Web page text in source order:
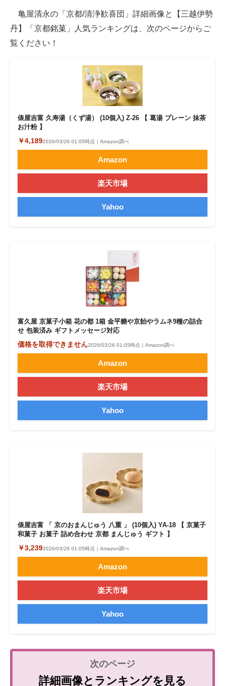
亀屋清永の「京都/清浄歓喜団」詳細画像と【三越伊勢
丹】「京都銘菓」人気ランキングは、次のページからご
覧ください！
俵屋吉富 久寿湯（くず湯） (10個入) Z-26 【 葛湯 プレーン 抹茶
お汁粉 】
￥4,1892026/03/26 01:05時点｜Amazon調べ
Amazon
楽天市場
Yahoo
富久屋 京菓子小箱 花の都 1箱 金平糖や京飴やラムネ9種の詰合
せ 包装済み ギフトメッセージ対応
価格を取得できません2026/03/26 01:05時点｜Amazon調べ
Amazon
楽天市場
Yahoo
俵屋吉富 「 京のおまんじゅう 八重 」 (10個入) YA-18 【 京菓子
和菓子 お菓子 詰め合わせ 京都 まんじゅう ギフト 】
￥3,2392026/03/26 01:05時点｜Amazon調べ
Amazon
楽天市場
Yahoo
詳細画像とランキングを見る